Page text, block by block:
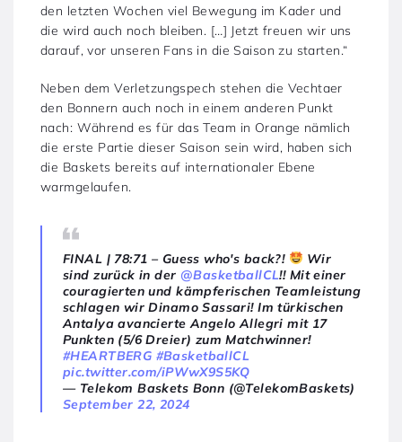
den letzten Wochen viel Bewegung im Kader und
die wird auch noch bleiben. […] Jetzt freuen wir uns
darauf, vor unseren Fans in die Saison zu starten.“
Neben dem Verletzungspech stehen die Vechtaer
den Bonnern auch noch in einem anderen Punkt
nach: Während es für das Team in Orange nämlich
die erste Partie dieser Saison sein wird, haben sich
die Baskets bereits auf internationaler Ebene
warmgelaufen.
FINAL | 78:71 – Guess who's back?!
Wir
sind zurück in der @BasketballCL!! Mit einer
couragierten und kämpferischen Teamleistung
schlagen wir Dinamo Sassari! Im türkischen
Antalya avancierte Angelo Allegri mit 17
Punkten (5/6 Dreier) zum Matchwinner!
#HEARTBERG #BasketballCL
pic.twitter.com/iPWwX9S5KQ
— Telekom Baskets Bonn (@TelekomBaskets)
September 22, 2024